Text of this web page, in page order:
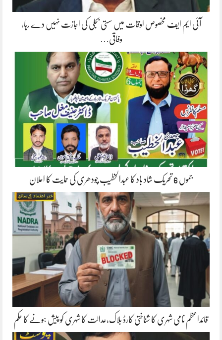
آئی ایم ایف مخصوص اوقات میں سستی بجلی کی اجازت نہیں دے رہا،
وفاقی…
جموں 6 تحریک شاد باد کا عبدالخطیب چودھری کی حمایت کا اعلان
قائداعظم نامی شہری کا شناختی کارڈ بلاک،عدالت کا شہری کو پیش ہونے کا حکم